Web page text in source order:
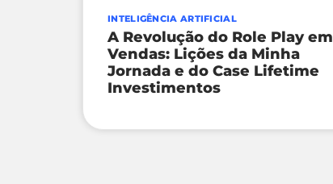
INTELIGÊNCIA ARTIFICIAL
A Revolução do Role Play em
Vendas: Lições da Minha
Jornada e do Case Lifetime
Investimentos